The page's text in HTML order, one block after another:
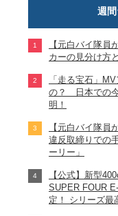
週
【元白バイ隊員
カーの見分け方
「走る宝石」
の？ 日本での
明！
【元白バイ隊員
違反取締りでの
ーリー」
【公式】新型
SUPER FOUR
定！ シリーズ最